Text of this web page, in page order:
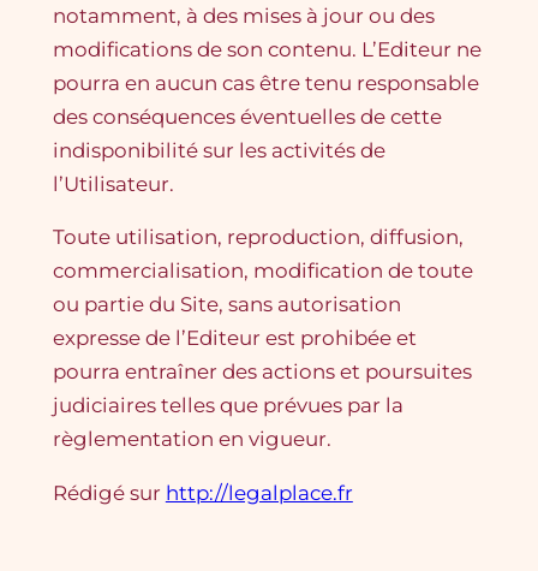
notamment, à des mises à jour ou des
modifications de son contenu. L’Editeur ne
pourra en aucun cas être tenu responsable
des conséquences éventuelles de cette
indisponibilité sur les activités de
l’Utilisateur.
Toute utilisation, reproduction, diffusion,
commercialisation, modification de toute
ou partie du Site , sans autorisation
expresse de l’Editeur est prohibée et
pourra entraîner des actions et poursuites
judiciaires telles que prévues par la
règlementation en vigueur.
Rédigé sur http://legalplace.fr